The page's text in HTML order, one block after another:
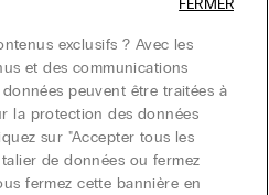
en coton mercerisé filo
3+1 GRATUIT
exclusifs ? Avec les
et des communications
peuvent être traitées à
la protection des données
sur "Accepter tous les
de données ou fermez
fermez cette bannière en